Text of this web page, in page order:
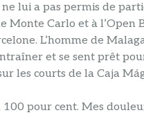
lui a pas permis de
Monte Carlo et à l’Open
L’homme de
et se sent prêt
les courts de la Caja
100 pour cent. Mes